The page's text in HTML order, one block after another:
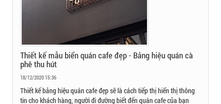
Thiết kế mẫu biển quán cafe đẹp - Bảng hiệu quán cà
phê thu hút
18/12/2020 15:36
Thiết kế bảng hiệu quán cafe đẹp sẽ là cách tiếp thị hiển thị thông
tin cho khách hàng, người đi đường biết đến quán cafe của bạn